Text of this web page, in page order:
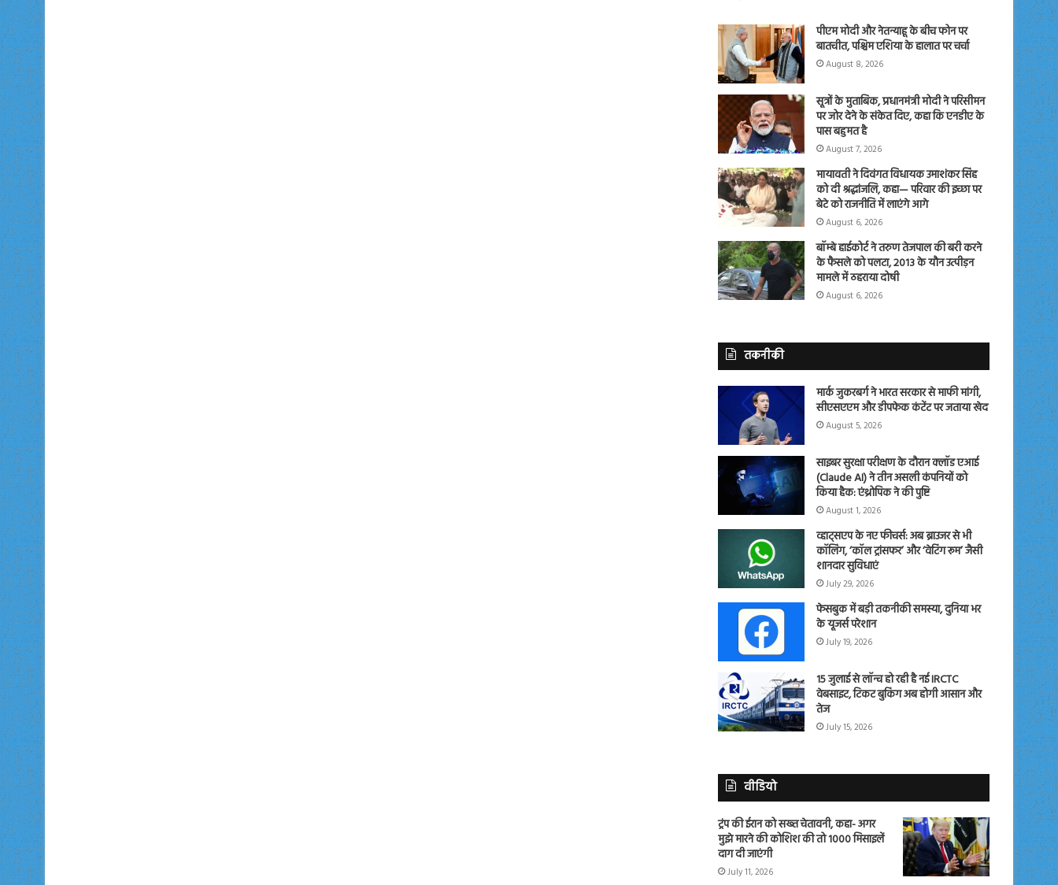
पीएम मोदी और नेतन्याहू के बीच फोन पर
बातचीत, पश्चिम एशिया के हालात पर चर्चा
August 8, 2026
सूत्रों के मुताबिक, प्रधानमंत्री मोदी ने परिसीमन
पर जोर देने के संकेत दिए, कहा कि एनडीए के
पास बहुमत है
August 7, 2026
मायावती ने दिवंगत विधायक उमाशंकर सिंह
को दी श्रद्धांजलि, कहा— परिवार की इच्छा पर
बेटे को राजनीति में लाएंगे आगे
August 6, 2026
बॉम्बे हाईकोर्ट ने तरुण तेजपाल की बरी करने
के फैसले को पलटा, 2013 के यौन उत्पीड़न
मामले में ठहराया दोषी
August 6, 2026
तकनीकी
मार्क जुकरबर्ग ने भारत सरकार से माफी मांगी,
सीएसएएम और डीपफेक कंटेंट पर जताया खेद
August 5, 2026
साइबर सुरक्षा परीक्षण के दौरान क्लॉड एआई
(Claude AI) ने तीन असली कंपनियों को
किया हैक: एंथ्रोपिक ने की पुष्टि
August 1, 2026
व्हाट्सएप के नए फीचर्स: अब ब्राउजर से भी
कॉलिंग, ‘कॉल ट्रांसफर’ और ‘वेटिंग रूम’ जैसी
शानदार सुविधाएं
July 29, 2026
फेसबुक में बड़ी तकनीकी समस्या, दुनिया भर
के यूजर्स परेशान
July 19, 2026
15 जुलाई से लॉन्च हो रही है नई IRCTC
वेबसाइट, टिकट बुकिंग अब होगी आसान और
तेज
July 15, 2026
वीडियो
ट्रंप की ईरान को सख्त चेतावनी, कहा- अगर
मुझे मारने की कोशिश की तो 1000 मिसाइलें
दाग दी जाएंगी
July 11, 2026